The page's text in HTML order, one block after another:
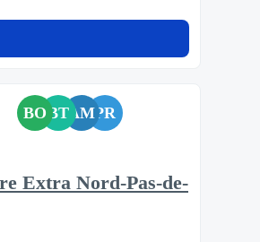
BO BTAMPR
Extra Nord-Pas-de-